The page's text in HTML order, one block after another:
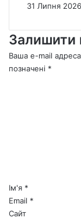
31 Липня 2026
Залишити
Ваша e-mail
позначені *
*
Ім'я *
Email *
Сайт